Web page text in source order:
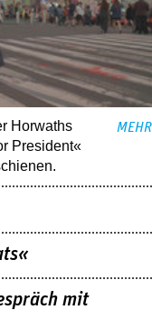
Horwaths
President«
MEHR
mit